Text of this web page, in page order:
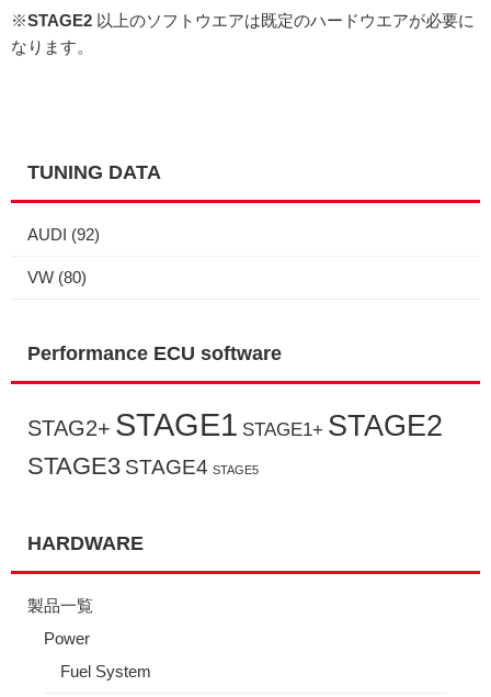
※STAGE2 以上のソフトウエアは既定のハードウエアが必要に
なります。
TUNING DATA
AUDI (92)
VW (80)
Performance ECU software
STAG2+ STAGE1 STAGE1+ STAGE2
STAGE3 STAGE4 STAGE5
HARDWARE
製品一覧
Power
Fuel System